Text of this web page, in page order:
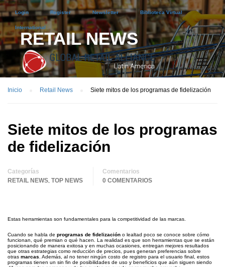
Login Register Newsletter Biblioteca Virtual
International
RETAIL NEWS
Inicio Retail News Siete mitos de los programas de fidelización
Siete mitos de los programas
de fidelización
Categorías
RETAIL NEWS TOP NEWS
Comentarios
0 COMENTARIOS
Estas herramientas son fundamentales para la competitividad de las marcas.
Cuando se habla de programas de fidelización o lealtad poco se conoce sobre cómo
funcionan, qué premian o qué hacen. La realidad es que son herramientas que se están
posicionando de manera exitosa y en muchas ocasiones, entregan mejores resultados
que otras estrategias como reducción de precios, pues generan preferencias sobre
otras marcas . Además, al no tener ningún costo de registro para el usuario final, estos
programas tienen un sin fin de posibilidades de uso y beneficios que aún siguen siendo